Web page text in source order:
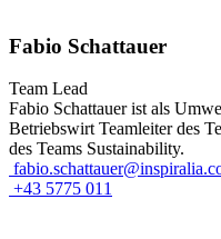
Fabio Schattauer
Team Lead
Fabio Schattauer ist als
Betriebswirt Teamleiter des
des Teams Sustainability.
+43 5775 011